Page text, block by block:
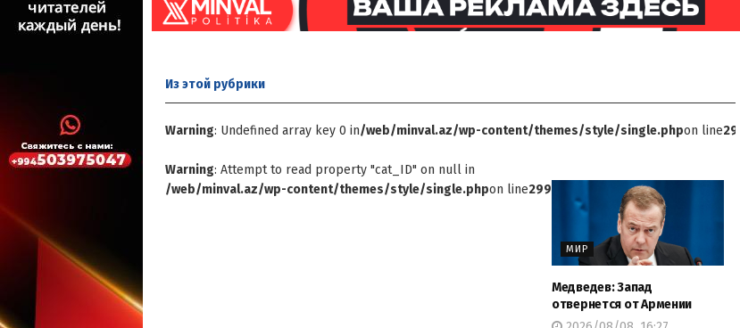
Из этой рубрики
Warning: Undefined array key 0 in/web/minval.az/wp-content/themes/style/single.phpon line299
Warning: Attempt to read property "cat_ID" on null in
/web/minval.az/wp-content/themes/style/single.phpon line299
МИР
Медведев: Запад
отвернется от Армении